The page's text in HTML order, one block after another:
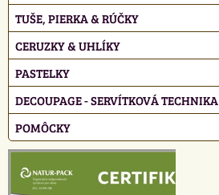
TUŠE, PIERKA & RÚČKY
CERUZKY & UHLÍKY
PASTELKY
DECOUPAGE - SERVÍTKOVÁ TECHNIKA
POMÔCKY